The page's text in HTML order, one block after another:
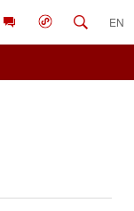
EN